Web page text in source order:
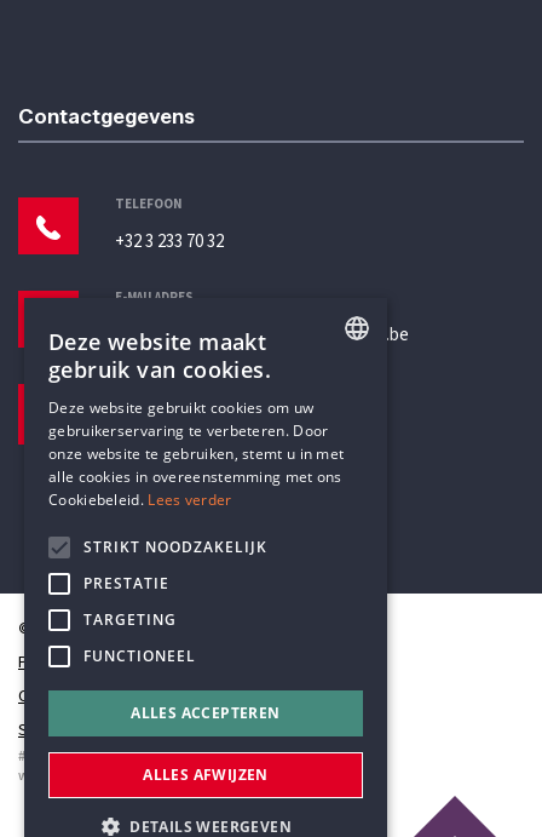
Contactgegevens
TELEFOON
+32 3 233 70 32
E-MAILADRES
secretariaat@humanistischverbond.be
Pottenbrug 4
Antwerpen, 2000
© Humanistisch Verbond 2026
Privacy
Cookiestatement
Sitemap
#codedwithlove byCodelines
webapplicaties
mobiele apps&maatwerk websites
DUTCH
Deze website maakt
gebruik van cookies.
Deze website gebruikt cookies om uw
gebruikerservaring te verbeteren. Door
onze website te gebruiken, stemt u in met
alle cookies in overeenstemming met ons
Cookiebeleid. Lees verder
STRIKT NOODZAKELIJK
PRESTATIE
TARGETING
FUNCTIONEEL
ALLES ACCEPTEREN
ALLES AFWIJZEN
DETAILS WEERGEVEN